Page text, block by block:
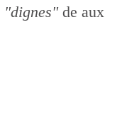
"dignes"de aux